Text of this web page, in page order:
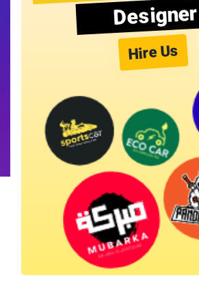
Designer
Hire Us